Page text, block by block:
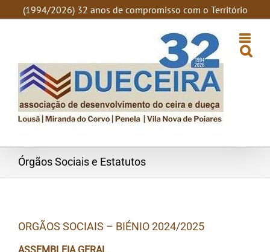
(1994/2026) 32 anos de compromisso com o Território
Órgãos Sociais e Estatutos
ORGÃOS SOCIAIS – BIÉNIO 2024/2025